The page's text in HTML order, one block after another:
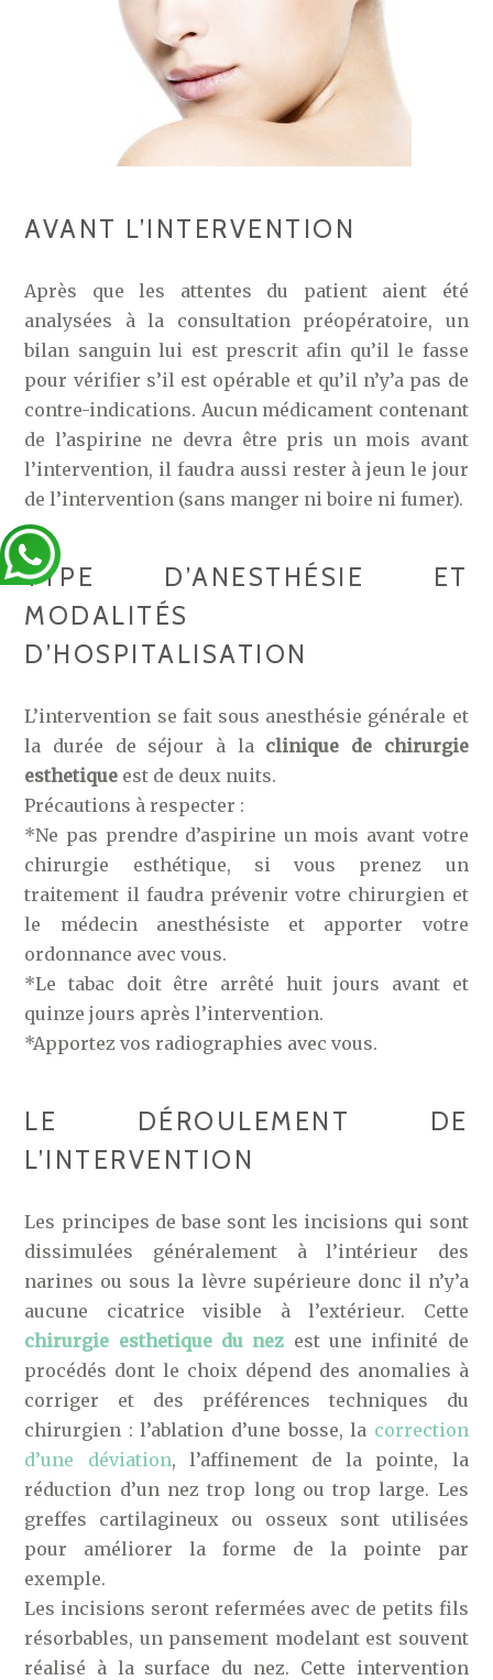
AVANT L’INTERVENTION
Après que les attentes du patient aient été
analysées à la consultation préopératoire, un
bilan sanguin lui est prescrit afin qu’il le fasse
pour vérifier s’il est opérable et qu’il n’y’a pas de
contre-indications. Aucun médicament contenant
de l’aspirine ne devra être pris un mois avant
l’intervention, il faudra aussi rester à jeun le jour
de l’intervention (sans manger ni boire ni fumer).
TYPE D’ANESTHÉSIE ET
MODALITÉS
D’HOSPITALISATION
L’intervention se fait sous anesthésie générale et
la durée de séjour à la clinique de chirurgie
esthetique est de deux nuits.
Précautions à respecter :
*Ne pas prendre d’aspirine un mois avant votre
chirurgie esthétique, si vous prenez un
traitement il faudra prévenir votre chirurgien et
le médecin anesthésiste et apporter votre
ordonnance avec vous.
*Le tabac doit être arrêté huit jours avant et
quinze jours après l’intervention.
*Apportez vos radiographies avec vous.
LE DÉROULEMENT DE
L’INTERVENTION
Les principes de base sont les incisions qui sont
dissimulées généralement à l’intérieur des
narines ou sous la lèvre supérieure donc il n’y’a
aucune cicatrice visible à l’extérieur. Cette
chirurgie esthetique du nez est une infinité de
procédés dont le choix dépend des anomalies à
corriger et des préférences techniques du
chirurgien : l’ablation d’une bosse, la correction
d’une déviation, l’affinement de la pointe, la
réduction d’un nez trop long ou trop large. Les
greffes cartilagineux ou osseux sont utilisées
pour améliorer la forme de la pointe par
exemple.
Les incisions seront refermées avec de petits fils
résorbables, un pansement modelant est souvent
réalisé à la surface du nez. Cette intervention